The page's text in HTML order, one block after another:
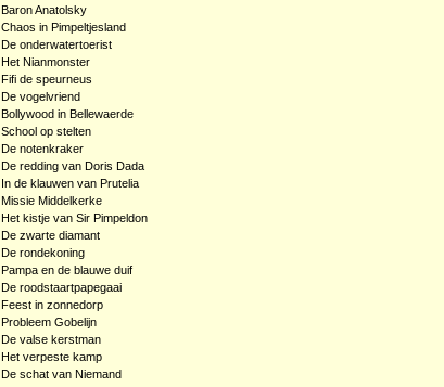
Baron Anatolsky
Chaos in Pimpeltjesland
De onderwatertoerist
Het Nianmonster
Fifi de speurneus
De vogelvriend
Bollywood in Bellewaerde
School op stelten
De notenkraker
De redding van Doris Dada
In de klauwen van Prutelia
Missie Middelkerke
Het kistje van Sir Pimpeldon
De zwarte diamant
De rondekoning
Pampa en de blauwe duif
De roodstaartpapegaai
Feest in zonnedorp
Probleem Gobelijn
De valse kerstman
Het verpeste kamp
De schat van Niemand